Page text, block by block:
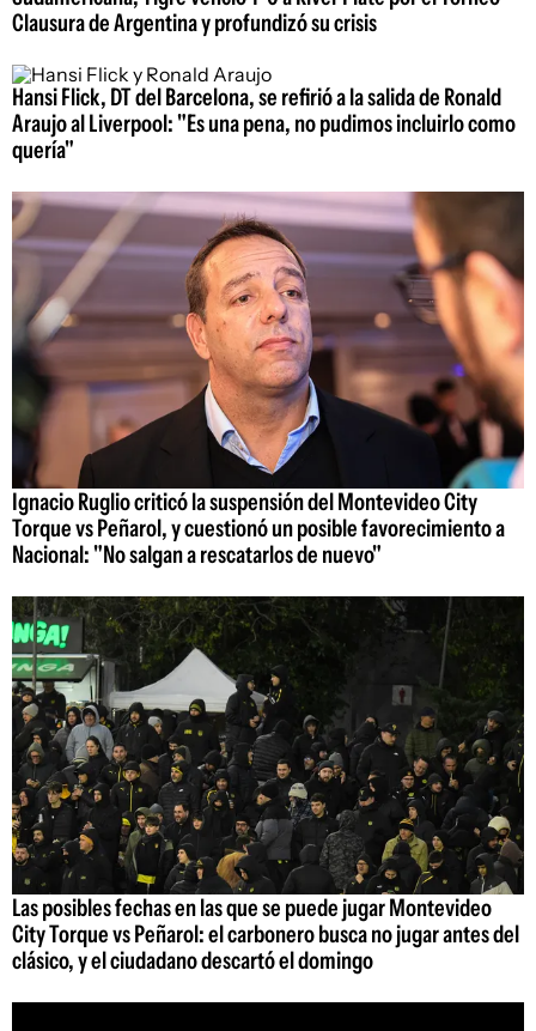
Clausura de Argentina y profundizó su crisis
Hansi Flick, DT del Barcelona, se refirió a la salida de Ronald
Araujo al Liverpool: "Es una pena, no pudimos incluirlo como
quería"
Ignacio Ruglio criticó la suspensión del Montevideo City
Torque vs Peñarol, y cuestionó un posible favorecimiento a
Nacional: "No salgan a rescatarlos de nuevo"
Las posibles fechas en las que se puede jugar Montevideo
City Torque vs Peñarol: el carbonero busca no jugar antes del
clásico, y el ciudadano descartó el domingo